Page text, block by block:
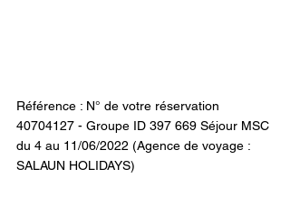
Référence : N° de votre réservation
40704127 - Groupe ID 397 669 Séjour MSC
du 4 au 11/06/2022 (Agence de voyage :
SALAUN HOLIDAYS)